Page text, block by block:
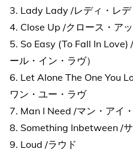
3. Lady Lady /レディ・レデ
4. Close Up /クロース・ア
5. So Easy (To Fall In Love)
ール・イン・ラヴ）
6. Let Alone The One You
ワン・ユー・ラヴ
7. Man I Need /マン・アイ
8. Something Inbetween /
9. Loud /ラウド